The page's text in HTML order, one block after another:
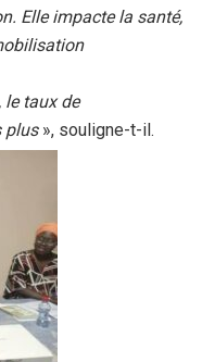
Elle impacte la santé,
le taux de
plus», souligne-t-il.